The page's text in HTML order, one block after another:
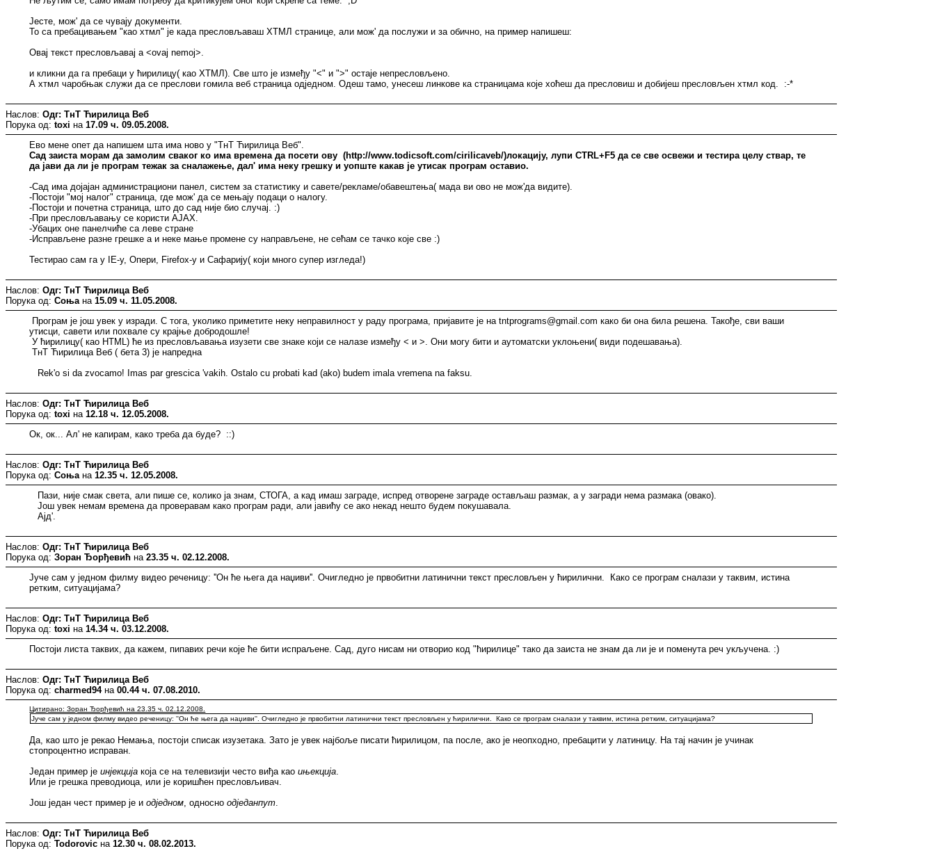
Јесте, мож' да се чувају документи.
То са пребацивањем "као хтмл" је када пресловљаваш ХТМЛ странице, али мож' да послужи и за обично, на пример напишеш:
Овај текст пресловљавај а <ovaj nemoj>.
и кликни да га пребаци у ћирилицу( као ХТМЛ). Све што је између "<" и ">" остаје непресловљено.
А хтмл чаробњак служи да се преслови гомила веб страница одједном. Одеш тамо, унесеш линкове ка страницама које хоћеш да пресловиш и добијеш пресловљен хтмл код. :-*
Наслов: Одг: ТнТ Ћирилица Веб
Порука од: toxi на 17.09 ч. 09.05.2008.
Eво мене опет да напишем шта има ново у "ТнТ Ћирилица Веб".
Сад заиста морам да замолим сваког ко има времена да посети ову (http://www.todicsoft.com/cirilicaveb/)локацију, лупи CTRL+F5 да се све освежи и тестира целу ствар, те
да јави да ли је програм тежак за сналажење, дал' има неку грешку и уопште какав је утисак програм оставио.
-Сад има дојајан администрациони панел, систем за статистику и савете/рекламе/обавештења( мада ви ово не мож'да видите).
-Постоји "мој налог" страница, где мож' да се мењају подаци о налогу.
-Постоји и почетна страница, што до сад није био случај. :)
-При пресловљавању се користи AJAX.
-Убацих оне панелчиће са леве стране
-Исправљене разне грешке а и неке мање промене су направљене, не сећам се тачко које све :)
Тестирао сам га у IE-у, Опери, Firefox-у и Сафарију( који много супер изгледа!)
Наслов: Одг: ТнТ Ћирилица Веб
Порука од: Соња на 15.09 ч. 11.05.2008.
Програм је још увек у изради. С тога, уколико приметите неку неправилност у раду програма, пријавите је на tntprograms@gmail.com како би она била решена. Такође, сви ваши
утисци, савети или похвале су крајње добродошле!
У ћирилицу( као HTML) ће из пресловљавања изузети све знаке који се налазе између < и >. Они могу бити и аутоматски уклоњени( види подешавања).
ТнТ Ћирилица Веб ( бета 3) је напредна
Rek'o si da zvocamo! Imas par grescica 'vakih. Ostalo cu probati kad (ako) budem imala vremena na faksu.
Наслов: Одг: ТнТ Ћирилица Веб
Порука од: toxi на 12.18 ч. 12.05.2008.
Ок, ок... Ал' не капирам, како треба да буде? ::)
Наслов: Одг: ТнТ Ћирилица Веб
Порука од: Соња на 12.35 ч. 12.05.2008.
Пази, није смак света, али пише се, колико ја знам, СТОГА, а кад имаш заграде, испред отворене заграде остављаш размак, а у загради нема размака (овако).
Још увек немам времена да проверавам како програм ради, али јавићу се ако некад нешто будем покушавала.
Ајд'.
Наслов: Одг: ТнТ Ћирилица Веб
Порука од: Зоран Ђорђевић на 23.35 ч. 02.12.2008.
Јуче сам у једном филму видео реченицу: ''Он ће њега да наџиви''. Очигледно је првобитни латинични текст пресловљен у ћирилични. Како се програм сналази у таквим, истина
ретким, ситуацијама?
Наслов: Одг: ТнТ Ћирилица Веб
Порука од: toxi на 14.34 ч. 03.12.2008.
Постоји листа таквих, да кажем, пипавих речи које ће бити испраљене. Сад, дуго нисам ни отворио код "ћирилице" тако да заиста не знам да ли је и поменута реч укључена. :)
Наслов: Одг: ТнТ Ћирилица Веб
Порука од: charmed94на 00.44 ч. 07.08.2010.
Цитирано: Зоран Ђорђевић на 23.35 ч. 02.12.2008.
Јуче сам у једном филму видео реченицу: ''Он ће њега да наџиви''. Очигледно је првобитни латинични текст пресловљен у ћирилични. Како се програм сналази у таквим, истина ретким, ситуацијама?
Да, као што је рекао Немања, постоји списак изузетака. Зато је увек најбоље писати ћирилицом, па после, ако је неопходно, пребацити у латиницу. На тај начин је учинак
стопроцентно исправан.
Један пример јеинјекција која се на телевизији често виђа каоињекција
Или је грешка преводиоца, или је коришћен пресловљивач.
Још један чест пример је иодједном , односноодједанпут
Наслов: Одг: ТнТ Ћирилица Веб
Порука од: Todorovic на 12.30 ч. 08.02.2013.